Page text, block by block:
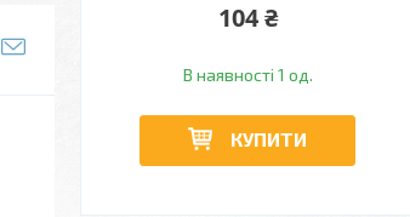
104 ₴
В наявності 1 од.
КУПИТИ